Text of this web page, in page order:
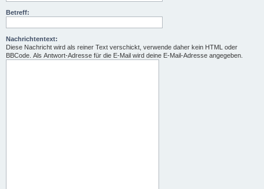
Betreff:
Nachrichtentext:
Diese Nachricht wird als reiner Text verschickt, verwende daher kein HTML oder
BBCode. Als Antwort-Adresse für die E-Mail wird deine E-Mail-Adresse angegeben.